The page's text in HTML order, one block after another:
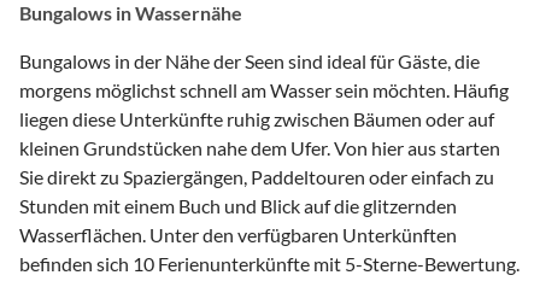
Bungalows in Wassernähe
Bungalows in der Nähe der Seen sind ideal für Gäste, die
morgens möglichst schnell am Wasser sein möchten. Häufig
liegen diese Unterkünfte ruhig zwischen Bäumen oder auf
kleinen Grundstücken nahe dem Ufer. Von hier aus starten
Sie direkt zu Spaziergängen, Paddeltouren oder einfach zu
Stunden mit einem Buch und Blick auf die glitzernden
Wasserflächen. Unter den verfügbaren Unterkünften
befinden sich 10 Ferienunterkünfte mit 5-Sterne-Bewertung.